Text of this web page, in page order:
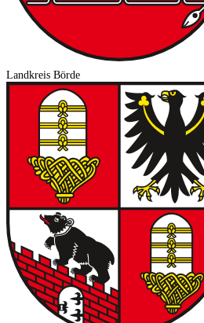
Landkreis Börde